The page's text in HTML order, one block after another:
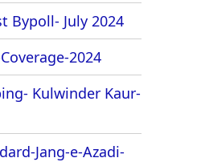
Bypoll- July 2024
2024
Kulwinder Kaur-
Jang-e-Azadi-